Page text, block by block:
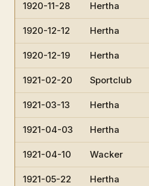
1920-11-28 Hertha
1920-12-12 Hertha
1920-12-19 Hertha
1921-02-20 Sportclub
1921-03-13 Hertha
1921-04-03 Hertha
1921-04-10 Wacker
1921-05-22 Hertha